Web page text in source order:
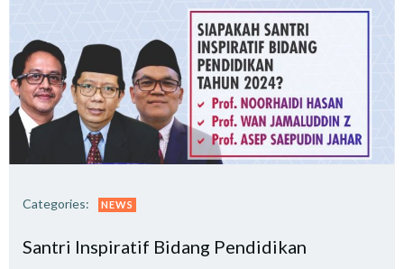
Categories: NEWS
Santri Inspiratif Bidang Pendidikan